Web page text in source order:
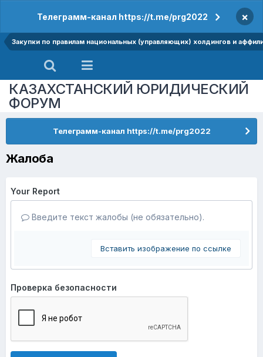
Телеграмм-канал https://t.me/prg2022 ×
Закупки по правилам национальных (управляющих) холдингов и
КАЗАХСТАНСКИЙ ЮРИДИЧЕСКИЙ
ФОРУМ
Телеграмм-канал https://t.me/prg2022
Жалоба
Your Report
Введите текст жалобы (не обязательно).
Вставить изображение по ссылке
Проверка безопасности